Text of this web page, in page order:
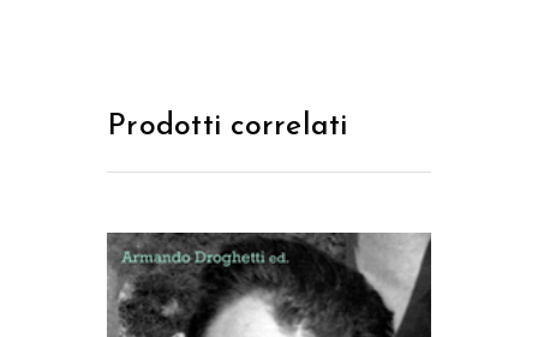
Prodotti correlati